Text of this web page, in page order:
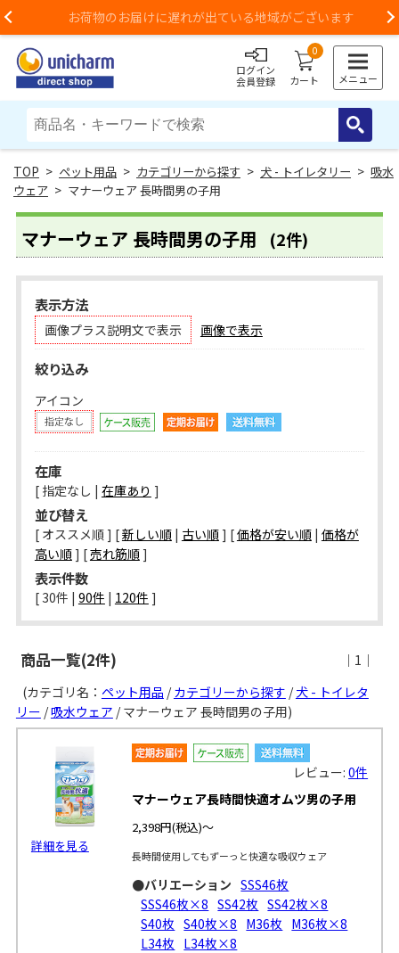
お荷物のお届けに遅れが出ている地域がございます
ログイン
会員登録
0
カート メニュー
> ペット用品 > カテゴリーから探す > 犬 - トイレタリー > 吸水
ウェア > マナーウェア 長時間男の子用
マナーウェア 長時間男の子用 (2件)
表示方法
画像プラス説明文で表示 画像で表示
絞り込み
アイコン
在庫
[ 指定なし | 在庫あり ]
並び替え
[ オススメ順 ] [新しい順| 古い順] [価格が安い順| 価格が
高い順] [売れ筋順]
表示件数
[ 30件 | 90件 | 120件 ]
商品一覧(2件)
｜1｜
(カテゴリ名： ペット用品 /カテゴリーから探す /犬 - トイレタ
リー /吸水ウェア / マナーウェア 長時間男の子用)
詳細を見る
レビュー:0件
マナーウェア長時間快適オムツ男の子用
2,398円(税込)～
長時間使用してもずーっと快適な吸収ウェア
●バリエーション SSS46枚
SSS46枚×8 SS42枚 SS42枚×8
S40枚 S40枚×8 M36枚 M36枚×8
L34枚 L34枚×8